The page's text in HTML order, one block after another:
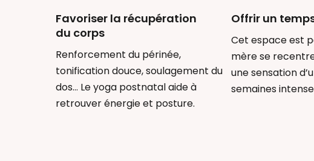
Favoriser la récupération
du corps
Renforcement du périnée,
tonification douce, soulagement du
dos… Le yoga postnatal aide à
retrouver énergie et posture.
Offrir un
Cet espace est
mère se
une sensation
semaines